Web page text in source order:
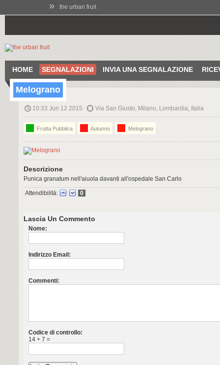
» the urban fruit
HOME SEGNALAZIONI INVIA UNA SEGNALAZIONE
Melograno
10:33 Jun 12 2015 Via San Giusto, Milano, Lombardia, Italia
Frutta Pubblica Autunno Melograno
Descrizione
Punica granatum nell'aiuola davanti all'ospedale San Carlo
Attendibilità: 0
Lascia Un Commento
Nome:
Indirizzo Email:
Commenti:
Codice di controllo:
14 + 7 =